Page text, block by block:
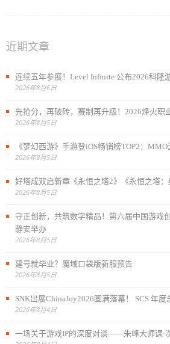
近期文章
连续五年参展！Level Infinite 公布2026科隆
2026年8月6日
先抢分，再破砖，赛制再升级！2026烽火职
2026年8月5日
《梦幻西游》手游登iOS畅销榜TOP2：
2026年8月5日
好塔成双启新章《永恒之塔2》《永恒之塔
2026年8月5日
守正创新，共筑数字精品！第六届中国游戏
静安举办
2026年8月5日
建号就毕业？魔域口袋版新服预告
2026年8月5日
SNK出展ChinaJoy2026圆满落幕！ SCS 年
2026年8月4日
一场关于游戏IP的深度对谈——朱峰大师课·